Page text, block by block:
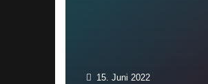
15. Juni 2022